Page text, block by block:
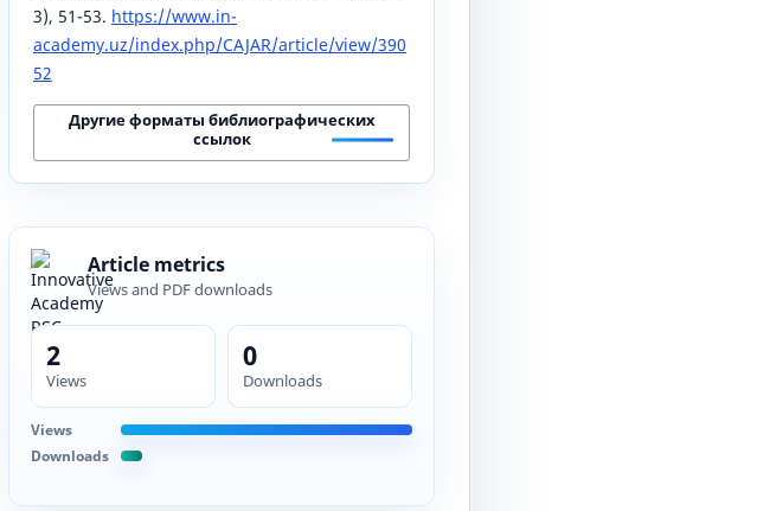
3), 51-53. https://www.in-
academy.uz/index.php/CAJAR/article/view/390
52
Другие форматы библиографических
ссылок
Article metrics
Views and PDF downloads
2
Views
0
Downloads
Views
Downloads